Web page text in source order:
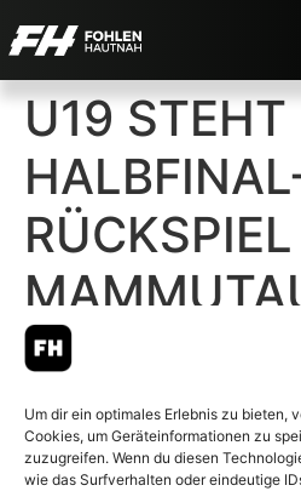
Um dir ein optimales Erlebnis zu bieten,
Cookies, um Geräteinformationen zu
zuzugreifen. Wenn du diesen
wie das Surfverhalten oder eindeutige
U19 STEHT
© 2007-2026 Fohlen-Hautnah.de
– Alle rechte vorbehalten.